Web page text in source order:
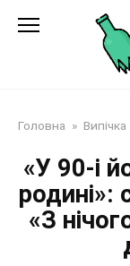
Головна » Випічка
«У 90-і
родині»:
«З